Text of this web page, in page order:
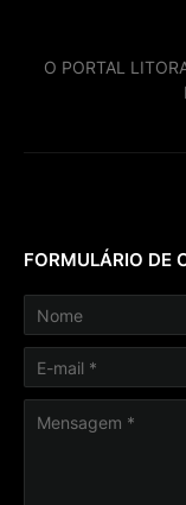
O PORTAL
FORMULÁRIO DE